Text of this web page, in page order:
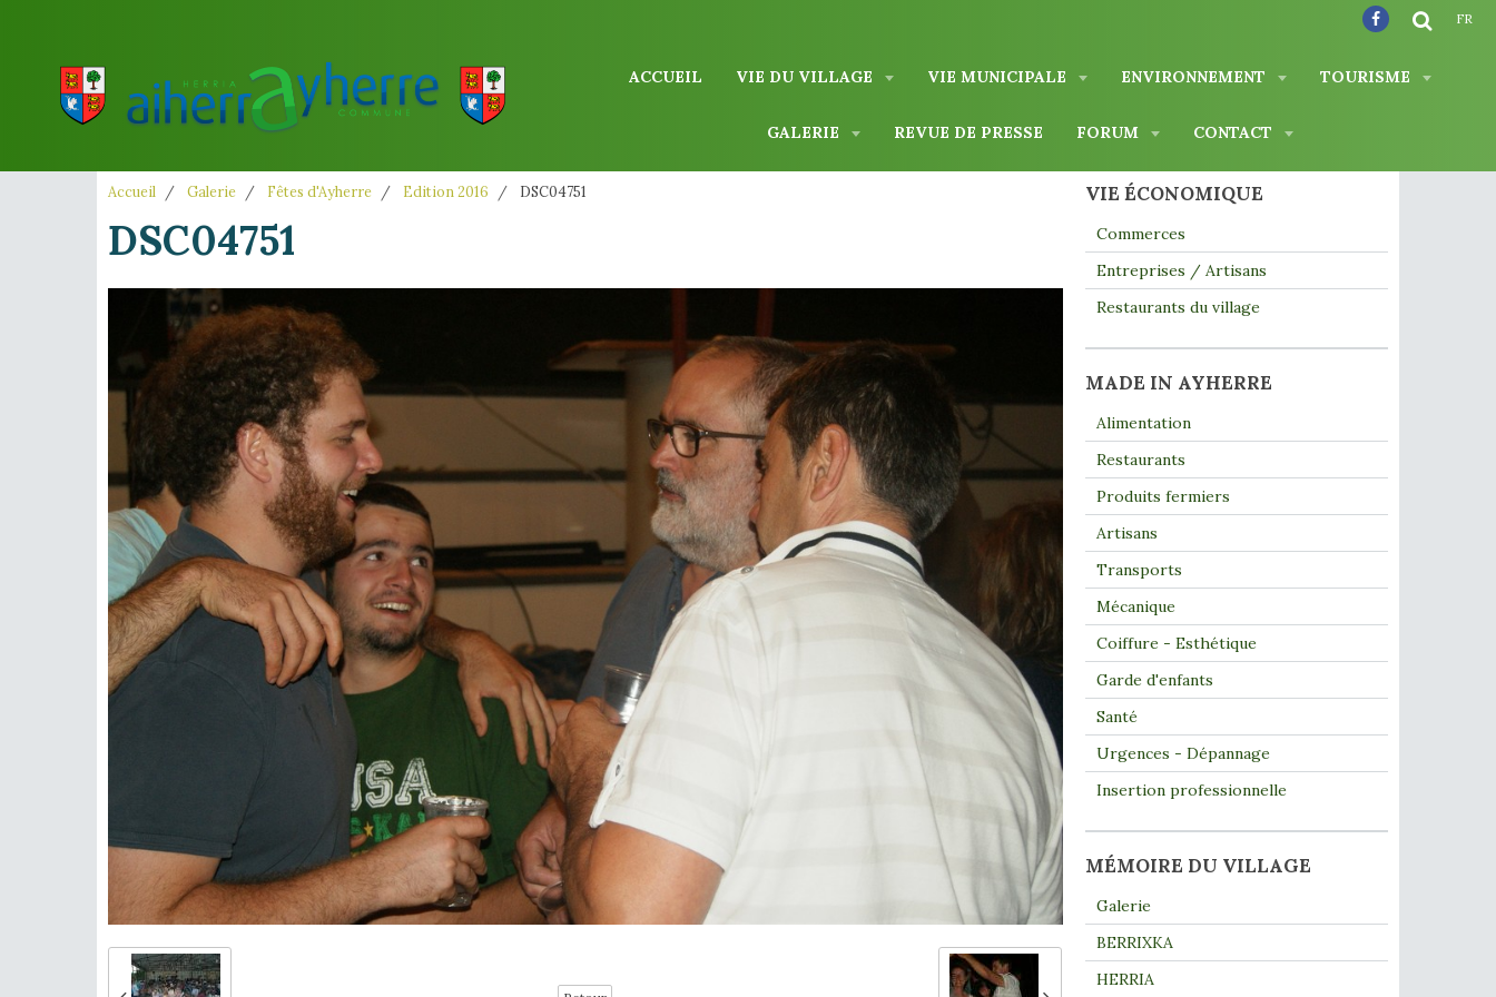
ACCUEIL VIE DU VILLAGE VIE MUNICIPALE ENVIRONNEMENT TOURISME
GALERIE REVUE DE PRESSE FORUM CONTACT
FR
Accueil Galerie Fêtes d'Ayherre Edition 2016 DSC04751
DSC04751
VIE ÉCONOMIQUE
Commerces
Entreprises / Artisans
Restaurants du village
MADE IN AYHERRE
Alimentation
Restaurants
Produits fermiers
Artisans
Transports
Mécanique
Coiffure - Esthétique
Garde d'enfants
Santé
Urgences - Dépannage
Insertion professionnelle
MÉMOIRE DU VILLAGE
Galerie
BERRIXKA
HERRIA